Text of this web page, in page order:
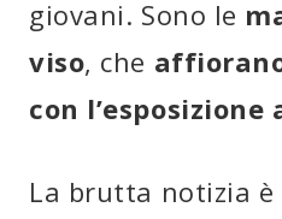
giovani. Sono le
viso, che
con l’esposizione
La brutta notizia è